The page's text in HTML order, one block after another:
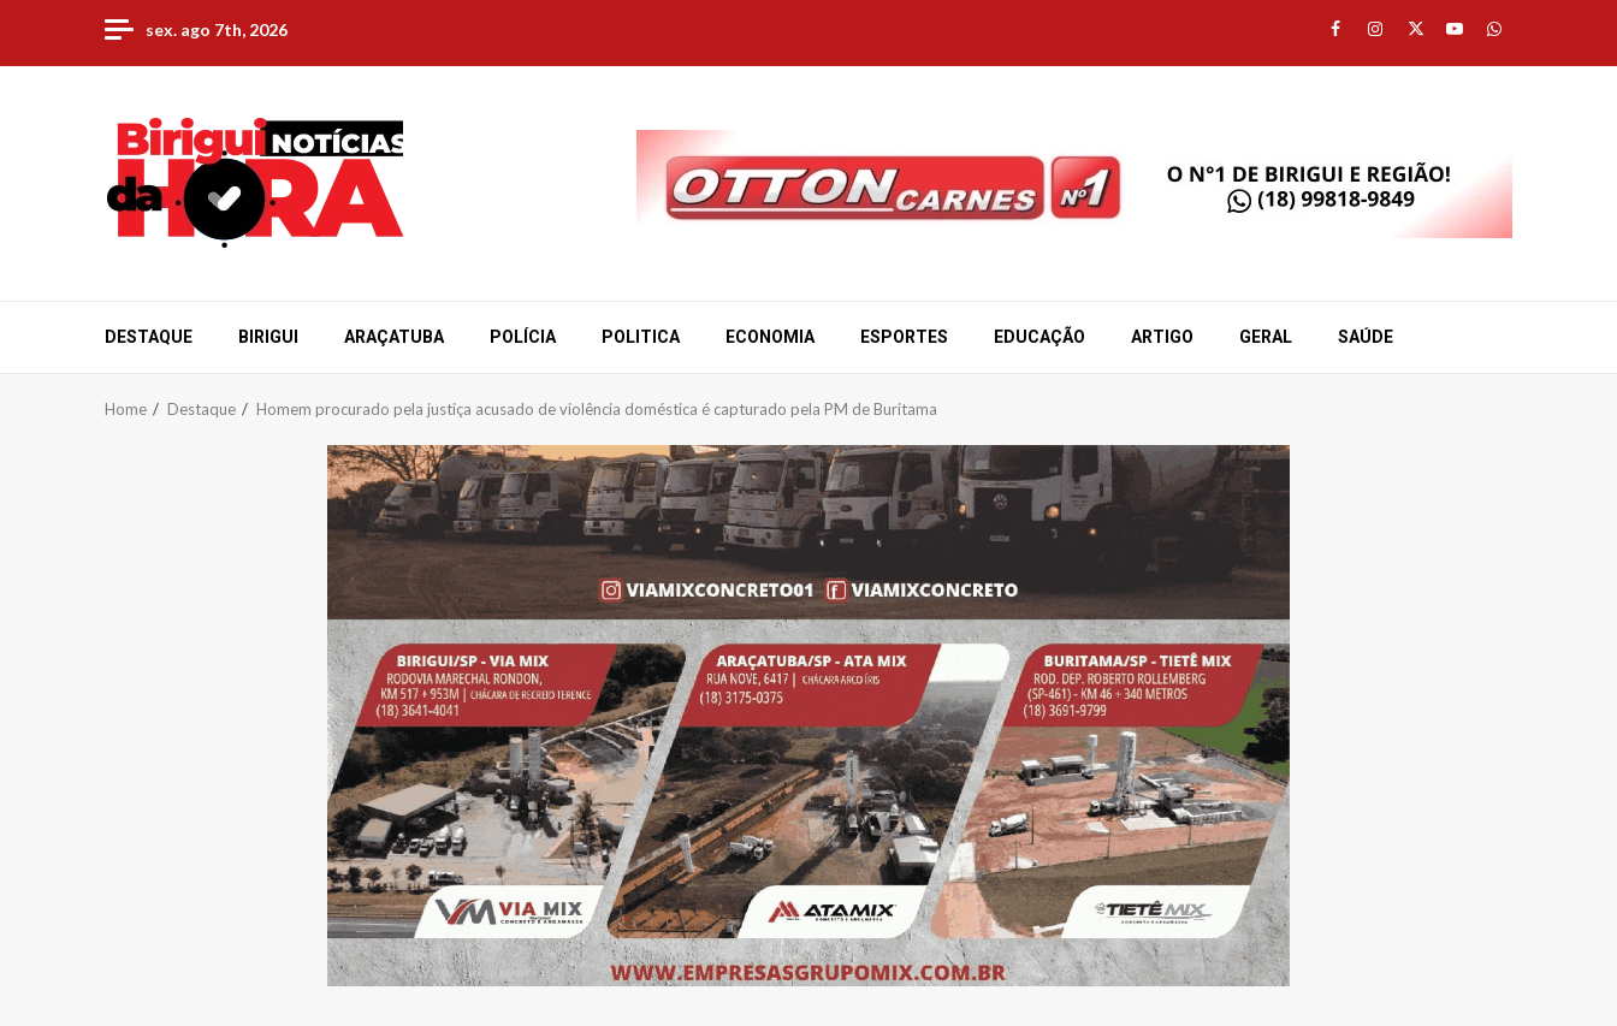
content
sex. ago 7th, 2026 Facebook
Instagram
TwitterYoutubeWhatsapp
DESTAQUE BIRIGUI ARAÇATUBA POLÍCIA POLITICA ECONOMIA ESPORTES EDUCAÇÃO ARTIGO GERAL SAÚDE
Home Destaque Homem procurado pela justiça acusado de violência doméstica é capturado pela PM de Buritama